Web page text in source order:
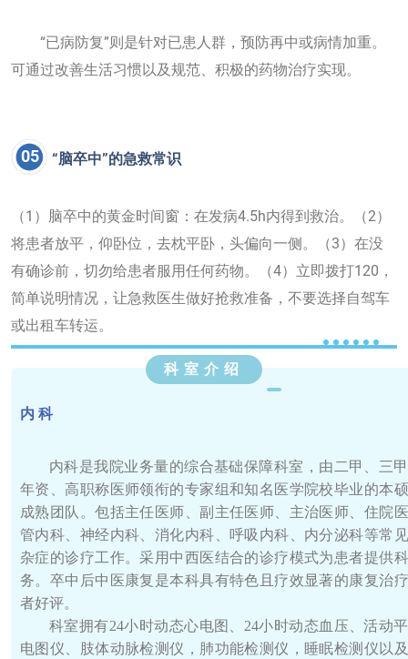
“已病防复”则是针对已患人群，预防再中或病情加重。
可通过改善生活习惯以及规范、积极的药物治疗实现。
05 “脑卒中”的急救常识
（1）脑卒中的黄金时间窗：在发病4.5h内得到救治。（2）
将患者放平，仰卧位，去枕平卧，头偏向一侧。（3）在没
有确诊前，切勿给患者服用任何药物。（4）立即拨打120，
简单说明情况，让急救医生做好抢救准备，不要选择自驾车
或出租车转运。
科室介绍
内 科
内科是我院业务量的综合基础保障科室，由二甲、三
年资、高职称医师领衔的专家组和知名医学院校毕业的本
成熟团队。包括主任医师 、副主任医师、主治医师、住院
管内科、神经内科、消化内科、呼吸内科、内分泌科等常
杂症的诊疗工作。采用中西医结合的诊疗模式为患者提供
务。卒中后中医康复是本科具有特色且疗效显著的康复治
者好评。
科室拥有24小时动态心电图、24小时动态血压、活动
电图仪、肢体动脉检测仪，肺功能检测仪，睡眠检测仪以